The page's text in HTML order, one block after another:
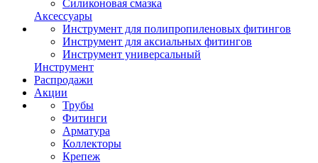
Силиконовая смазка
Аксессуары
Инструмент для полипропиленовых фитингов
Инструмент для аксиальных фитингов
Инструмент универсальный
Инструмент
Распродажи
Акции
Трубы
Фитинги
Арматура
Коллекторы
Крепеж